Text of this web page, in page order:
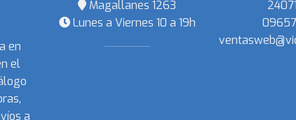
en
el
a
Magallanes 1263
Lunes a Viernes 10 a 19h